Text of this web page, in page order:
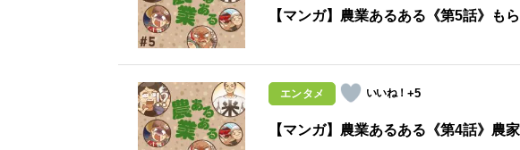
【マンガ】農業あるある《第5話》も
エンタメ +5
【マンガ】農業あるある《第4話》農